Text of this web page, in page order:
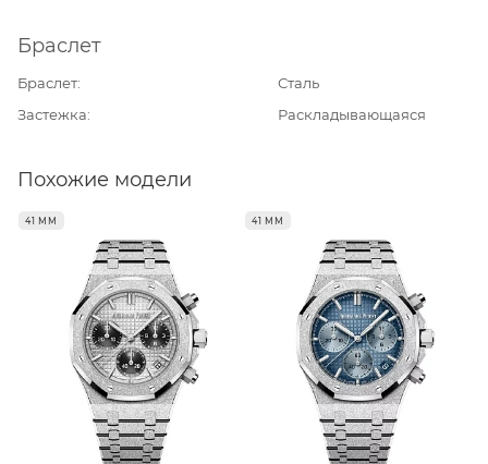
Браслет
Браслет
Сталь
Застежка
Раскладывающаяся
Похожие модели
41 ММ 41 ММ